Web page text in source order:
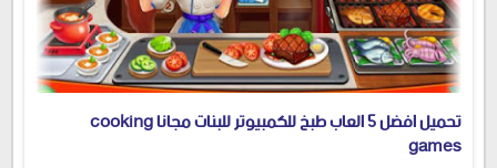
تحميل افضل 5 العاب طبخ للكمبيوتر للبنات مجانا cooking
games